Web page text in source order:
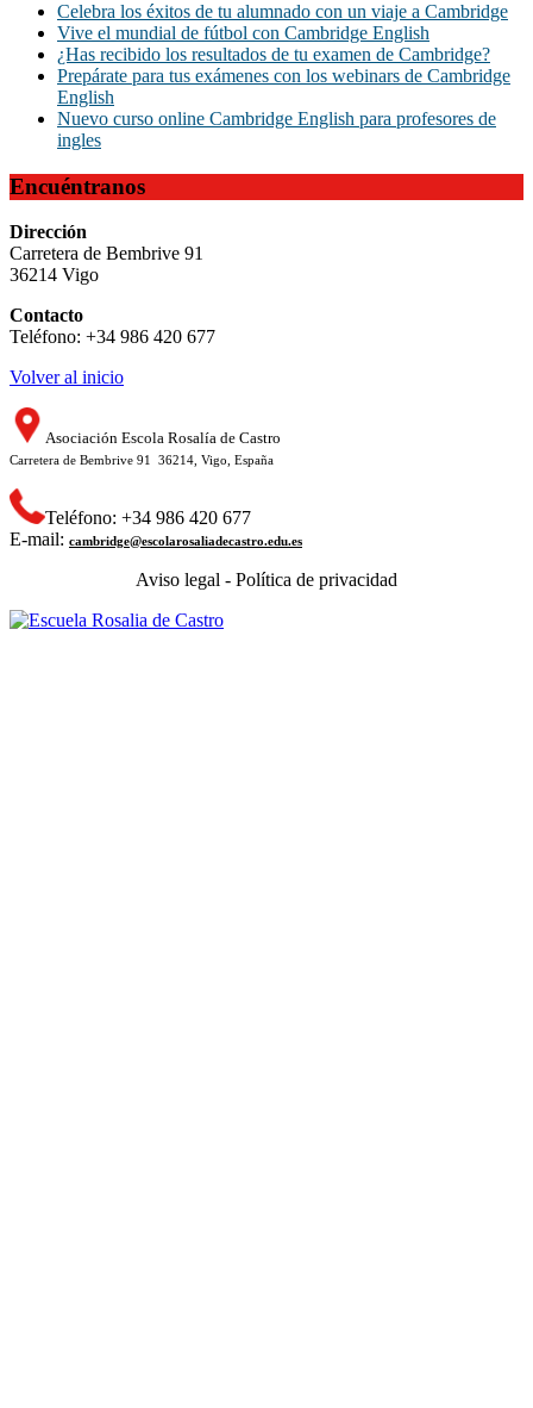
Celebra los éxitos de tu alumnado con un viaje a Cambridge
Vive el mundial de fútbol con Cambridge English
¿Has recibido los resultados de tu examen de Cambridge?
Prepárate para tus exámenes con los webinars de Cambridge
English
Nuevo curso online Cambridge English para profesores de
ingles
Encuéntranos
Dirección
Carretera de Bembrive 91
36214 Vigo
Contacto
Teléfono: +34 986 420 677
Volver al inicio
Asociación Escola Rosalía de Castro
Carretera de Bembrive 91 36214, Vigo, España
Teléfono: +34 986 420 677
E-mail: cambridge@escolarosaliadecastro.edu.es
Aviso legal - Política de privacidad